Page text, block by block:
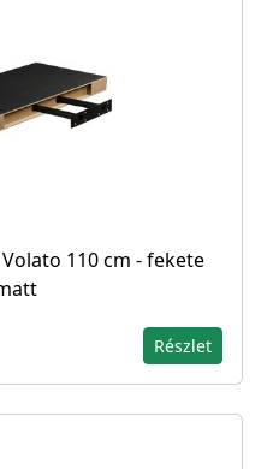
110 cm - fekete
Részlet